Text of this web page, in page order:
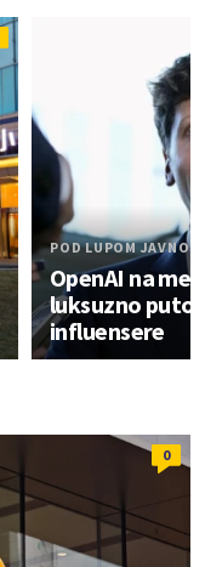
POD LUPOM
OpenAI na
luksuzno
influensere
0